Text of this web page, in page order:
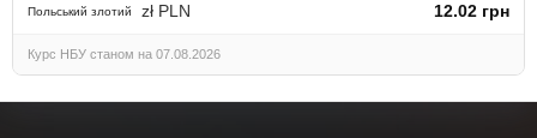
Польський злотий zł PLN 12.02 грн
Курс НБУ станом на 07.08.2026